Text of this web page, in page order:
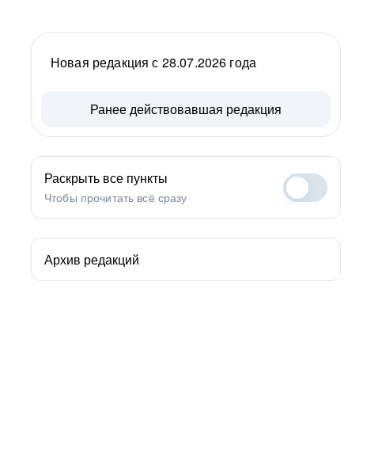
Новая редакция с 28.07.2026 года
Ранее действовавшая редакция
Раскрыть все пункты
Чтобы прочитать всё сразу
Архив редакций